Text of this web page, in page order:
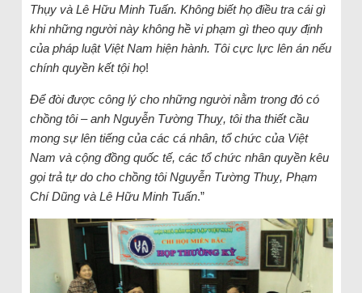
Thụy và Lê Hữu Minh Tuấn. Không biết họ điều tra cái gì
khi những người này không hề vi phạm gì theo quy định
của pháp luật Việt Nam hiện hành. Tôi cực lực lên án nếu
chính quyền kết tội họ!
Để đòi được công lý cho những người nằm trong đó có
chồng tôi – anh Nguyễn Tường Thuỵ, tôi tha thiết cầu
mong sự lên tiếng của các cá nhân, tổ chức của Việt
Nam và cộng đồng quốc tế, các tổ chức nhân quyền kêu
gọi trả tự do cho chồng tôi Nguyễn Tường Thuỵ, Phạm
Chí Dũng và Lê Hữu Minh Tuấn.”